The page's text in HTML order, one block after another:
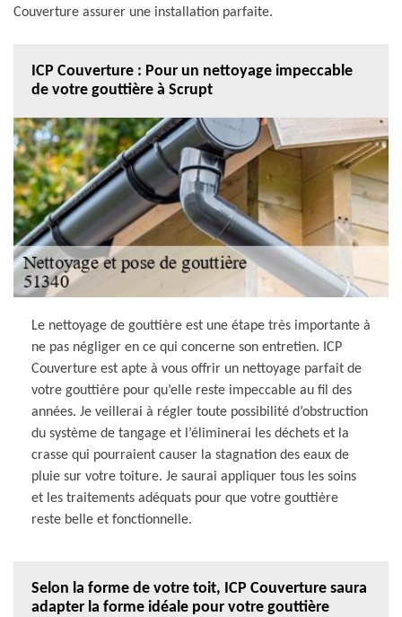
Couverture assurer une installation parfaite.
ICP Couverture : Pour un nettoyage impeccable
de votre gouttière à Scrupt
Le nettoyage de gouttière est une étape très importante à
ne pas négliger en ce qui concerne son entretien. ICP
Couverture est apte à vous offrir un nettoyage parfait de
votre gouttière pour qu’elle reste impeccable au fil des
années. Je veillerai à régler toute possibilité d’obstruction
du système de tangage et l’éliminerai les déchets et la
crasse qui pourraient causer la stagnation des eaux de
pluie sur votre toiture. Je saurai appliquer tous les soins
et les traitements adéquats pour que votre gouttière
reste belle et fonctionnelle.
Selon la forme de votre toit, ICP Couverture saura
adapter la forme idéale pour votre gouttière